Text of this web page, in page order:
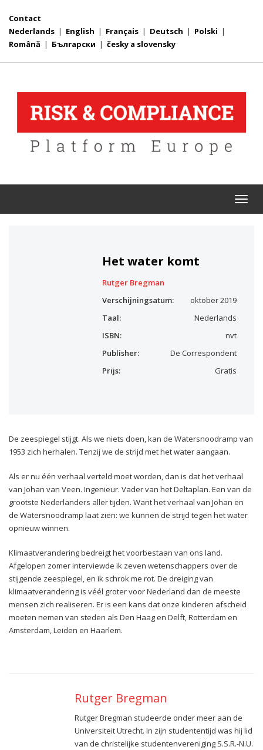
Contact
Nederlands | English | Français | Deutsch | Polski |
Română | Български | česky a slovensky
Het water komt
Rutger Bregman
Verschijningsatum:
oktober 2019
Taal:
Nederlands
ISBN:
nvt
Publisher:
De Correspondent
Prijs:
Gratis
De zeespiegel stijgt. Als we niets doen, kan de Watersnoodramp van
1953 zich herhalen. Tenzij we de strijd met het water aangaan.
Als er nu één verhaal verteld moet worden, dan is dat het verhaal
van Johan van Veen. Ingenieur. Vader van het Deltaplan. Een van de
grootste Nederlanders aller tijden. Want het verhaal van Johan en
de Watersnoodramp laat zien: we kunnen de strijd tegen het water
opnieuw winnen.
Klimaatverandering bedreigt het voorbestaan van ons land.
Afgelopen zomer interviewde ik zeven wetenschappers over de
stijgende zeespiegel, en ik schrok me rot. De dreiging van
klimaatverandering is véél groter voor Nederland dan de meeste
mensen zich realiseren. Er is een kans dat onze kinderen afscheid
moeten nemen van steden als Den Haag en Delft, Rotterdam en
Amsterdam, Leiden en Haarlem.
Rutger Bregman
Rutger Bregman studeerde onder meer aan de
Universiteit Utrecht. In zijn studententijd was hij lid
van de christelijke studentenvereniging S.S.R.-N.U.